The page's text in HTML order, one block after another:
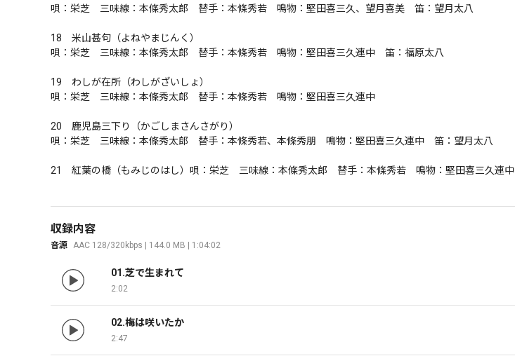
唄：栄芝　三味線：本條秀太郎　替手：本條秀若　鳴物：堅田喜三久、望月喜美　笛：望月太八
18　米山甚句（よねやまじんく）
唄：栄芝　三味線：本條秀太郎　替手：本條秀若　鳴物：堅田喜三久連中　笛：福原太八
19　わしが在所（わしがざいしょ）
唄：栄芝　三味線：本條秀太郎　替手：本條秀若　鳴物：堅田喜三久連中
20　鹿児島三下り（かごしまさんさがり）
唄：栄芝　三味線：本條秀太郎　替手：本條秀若、本條秀朋　鳴物：堅田喜三久連中　笛：望月太八
21　紅葉の橋（もみじのはし）唄：栄芝　三味線：本條秀太郎　替手：本條秀若　鳴物：堅田喜三久連中
収録内容
音源 AAC 128/320kbps | 144.0 MB | 1:04:02
01.芝で生まれて
2:02
02.梅は咲いたか
2:47